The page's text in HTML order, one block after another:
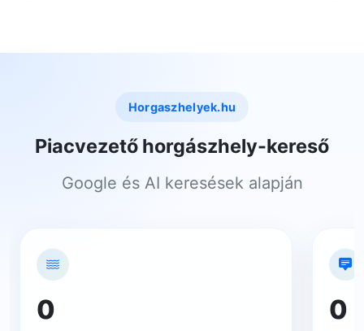
Horgaszhelyek.hu
Piacvezető horgászhely-kereső
Google és AI keresések alapján
0 0